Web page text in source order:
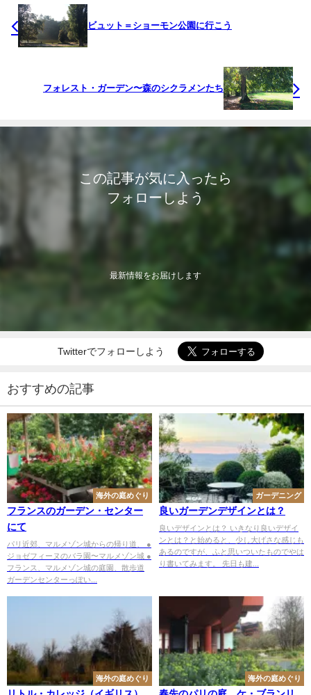
ビュット＝ショーモン公園に行こう
フォレスト・ガーデン〜森のシクラメンたち
この記事が気に入ったら
フォローしよう
最新情報をお届けします
Twitterでフォローしよう
おすすめの記事
海外の庭めぐり
フランスのガーデン・センター
にて
パリ近郊、マルメゾン城からの帰り道、 ●
ジョゼフィーヌのバラ園〜マルメゾン城 ●
フランス、マルメゾン城の庭園、散歩道
ガーデンセンターっぽい...
ガーデニング
良いガーデンデザインとは？
良いデザインとは？ いきなり良いデザイ
ンとは？と始めると、少し大げさな感じも
あるのですが、ふと思いついたものでやは
り書いてみます。 先日も建...
海外の庭めぐり 海外の庭めぐり